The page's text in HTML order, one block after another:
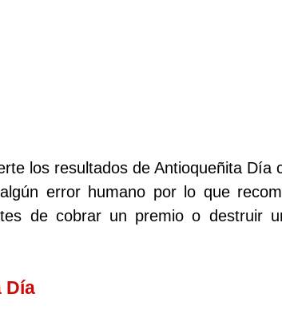
los resultados de Antioqueñita Día
error humano por lo que
de cobrar un premio o destruir
Día